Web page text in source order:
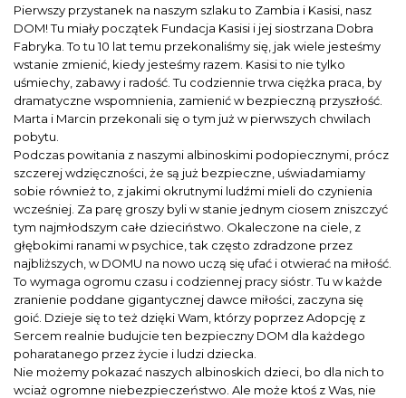
Pierwszy przystanek na naszym szlaku to Zambia i Kasisi, nasz
DOM! Tu miały początek Fundacja Kasisi i jej siostrzana Dobra
Fabryka. To tu 10 lat temu przekonaliśmy się, jak wiele jesteśmy
wstanie zmienić, kiedy jesteśmy razem. Kasisi to nie tylko
uśmiechy, zabawy i radość. Tu codziennie trwa ciężka praca, by
dramatyczne wspomnienia, zamienić w bezpieczną przyszłość.
Marta i Marcin przekonali się o tym już w pierwszych chwilach
pobytu.
Podczas powitania z naszymi albinoskimi podopiecznymi, prócz
szczerej wdzięczności, że są już bezpieczne, uświadamiamy
sobie również to, z jakimi okrutnymi ludźmi mieli do czynienia
wcześniej. Za parę groszy byli w stanie jednym ciosem zniszczyć
tym najmłodszym całe dzieciństwo. Okaleczone na ciele, z
głębokimi ranami w psychice, tak często zdradzone przez
najbliższych, w DOMU na nowo uczą się ufać i otwierać na miłość.
To wymaga ogromu czasu i codziennej pracy sióstr. Tu w każde
zranienie poddane gigantycznej dawce miłości, zaczyna się
goić. Dzieje się to też dzięki Wam, którzy poprzez Adopcję z
Sercem realnie budujcie ten bezpieczny DOM dla każdego
poharatanego przez życie i ludzi dziecka.
Nie możemy pokazać naszych albinoskich dzieci, bo dla nich to
wciaż ogromne niebezpieczeństwo. Ale może ktoś z Was, nie